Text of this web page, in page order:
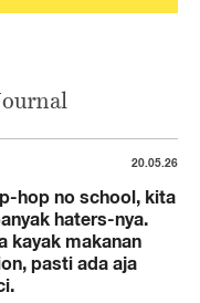
20.05.26
hop no school, kita
haters-nya.
kayak makanan
pasti ada aja